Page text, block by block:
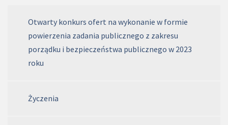
Otwarty konkurs ofert na wykonanie w formie
powierzenia zadania publicznego z zakresu
porządku i bezpieczeństwa publicznego w 2023
roku
Życzenia